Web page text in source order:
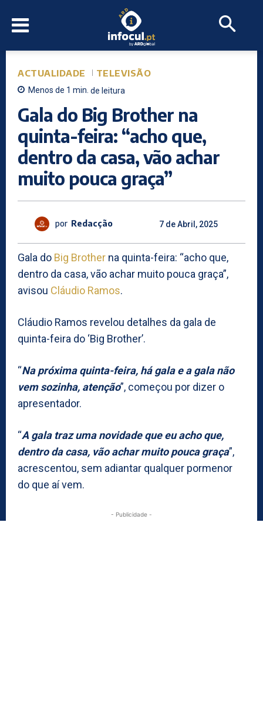
ACTUALIDADE TELEVISÃO
Menos de 1 min. de leitura
Gala do Big Brother na
quinta-feira: “acho que,
dentro da casa, vão achar
muito pouca graça”
por Redacção 7 de Abril, 2025
Gala do Big Brother na quinta-feira: “acho que,
dentro da casa, vão achar muito pouca graça”,
avisou Cláudio Ramos.
Cláudio Ramos revelou detalhes da gala de
quinta-feira do ‘Big Brother’.
“Na próxima quinta-feira, há gala e a gala não
vem sozinha, atenção”, começou por dizer o
apresentador.
“A gala traz uma novidade que eu acho que,
dentro da casa, vão achar muito pouca graça”,
acrescentou, sem adiantar qualquer pormenor
do que aí vem.
- Publicidade -